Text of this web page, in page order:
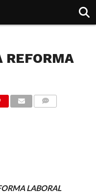
REFORMA
LABORAL